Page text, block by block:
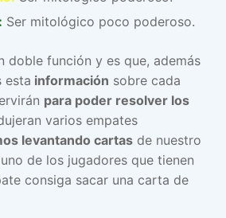
Ser mitológico poco poderoso.
doble función y es que, además
esta información sobre cada
para poder resolver los
varios empates
levantando cartas de nuestro
de los jugadores que tienen
consiga sacar una carta de